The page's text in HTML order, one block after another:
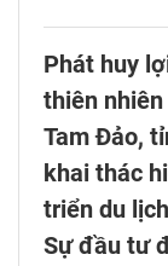
Phát huy
thiên
Tam Đảo,
khai thác
triển du
Sự đầu tư